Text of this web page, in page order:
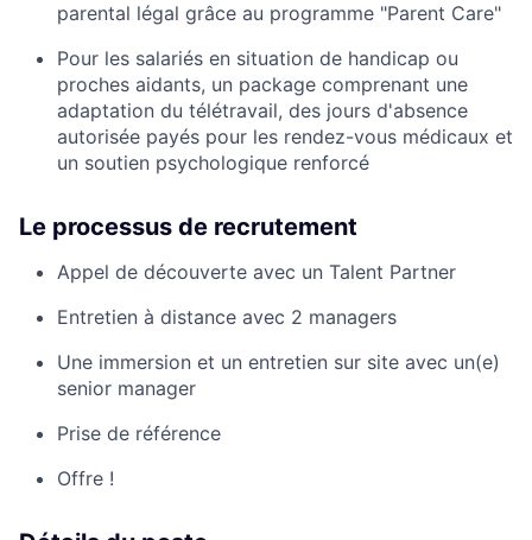
parental légal grâce au programme "Parent Care"
Pour les salariés en situation de handicap ou
proches aidants, un package comprenant une
adaptation du télétravail, des jours d'absence
autorisée payés pour les rendez-vous médicaux et
un soutien psychologique renforcé
Le processus de recrutement
Appel de découverte avec un Talent Partner
Entretien à distance avec 2 managers
Une immersion et un entretien sur site avec un(e)
senior manager
Prise de référence
Offre !